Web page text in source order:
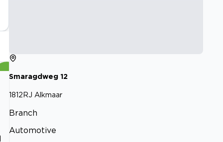
Smaragdweg 12
1812RJ Alkmaar
Branch
Automotive